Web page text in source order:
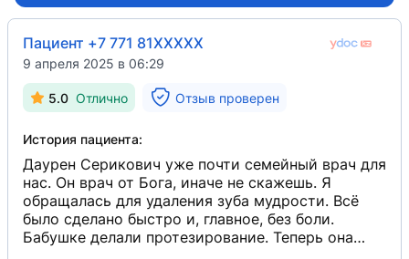
Пациент +7 771 81XXXXX
9 апреля 2025 в 06:29
5.0 Отлично Отзыв проверен
История пациента:
Даурен Серикович уже почти семейный врач для
нас. Он врач от Бога, иначе не скажешь. Я
обращалась для удаления зуба мудрости. Всё
было сделано быстро и, главное, без боли.
Бабушке делали протезирование. Теперь она